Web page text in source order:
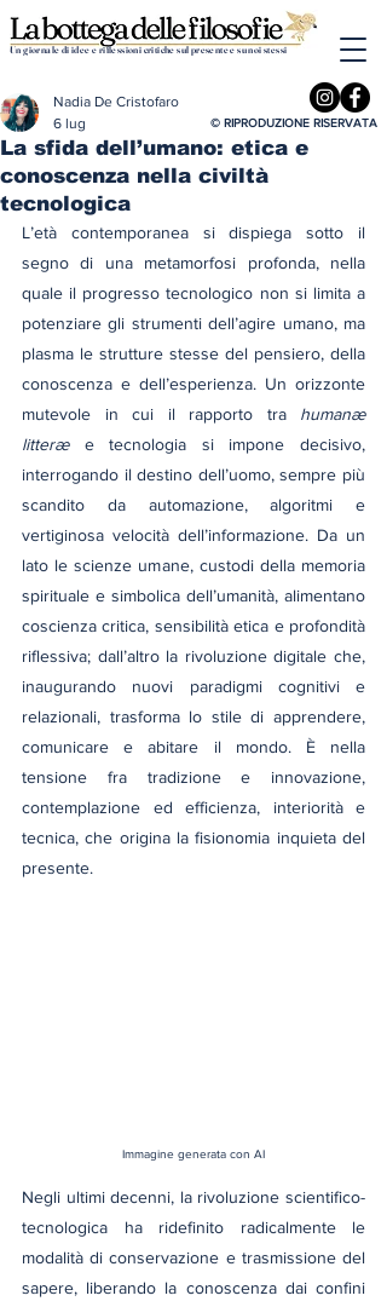
Un giornale di idee e riflessioni critiche sul presente e su noi stessi
La sfida dell’umano: etica e
conoscenza nella civiltà
tecnologica
Nadia De Cristofaro
6 lug
L’età contemporanea si dispiega sotto il
segno di una metamorfosi profonda, nella
quale il progresso tecnologico non si limita a
potenziare gli strumenti dell’agire umano, ma
plasma le strutture stesse del pensiero, della
conoscenza e dell’esperienza. Un orizzonte
mutevole in cui il rapporto tra humanæ
litteræ e tecnologia si impone decisivo,
interrogando il destino dell’uomo, sempre più
scandito da automazione, algoritmi e
vertiginosa velocità dell’informazione. Da un
lato le scienze umane, custodi della memoria
spirituale e simbolica dell’umanità, alimentano
coscienza critica, sensibilità etica e profondità
riflessiva; dall’altro la rivoluzione digitale che,
inaugurando nuovi paradigmi cognitivi e
relazionali, trasforma lo stile di apprendere,
comunicare e abitare il mondo. È nella
tensione fra tradizione e innovazione,
contemplazione ed efficienza, interiorità e
tecnica, che origina la fisionomia inquieta del
presente.
Immagine generata con AI
Negli ultimi decenni, la rivoluzione scientifico-
tecnologica ha ridefinito radicalmente le
modalità di conservazione e trasmissione del
sapere, liberando la conoscenza dai confini
© RIPRODUZIONE RISERVATA